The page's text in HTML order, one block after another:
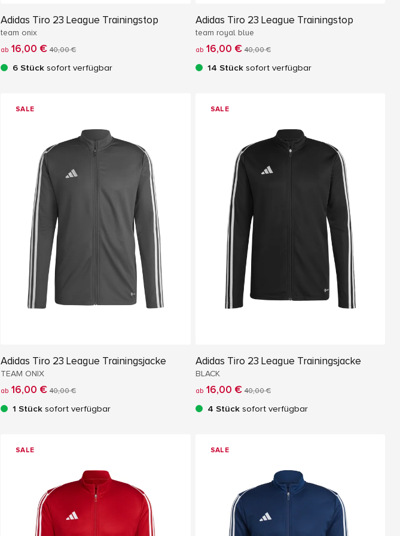
Adidas Tiro 23 League Trainingstop
team onix
ab 16,00 € 40,00 €
6 Stück sofort verfügbar
Adidas Tiro 23 League Trainingstop
team royal blue
ab 16,00 € 40,00 €
14 Stücksofort verfügbar
SALE
Adidas Tiro 23 League Trainingsjacke
TEAM ONIX
ab 16,00 € 40,00 €
1 Stück sofort verfügbar
SALE
Adidas Tiro 23 League Trainingsjacke
BLACK
ab 16,00 € 40,00 €
4 Stücksofort verfügbar
SALE SALE